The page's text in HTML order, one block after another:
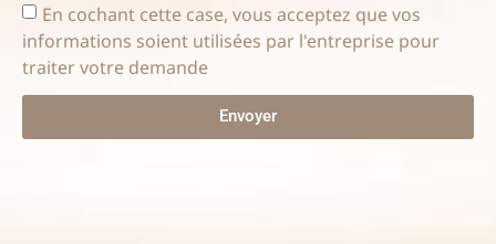
En cochant cette case, vous acceptez que vos
informations soient utilisées par l'entreprise pour
traiter votre demande
Envoyer